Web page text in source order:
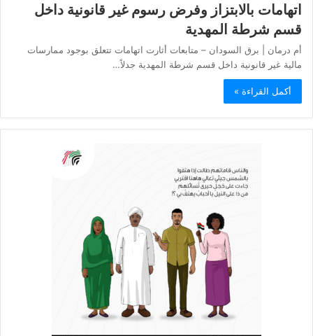
اتهامات بالابتزاز وفرض رسوم غير قانونية داخل
قسم شرطة المهدية
أم درمان | برق السودان – متابعات أثارت اتهامات تتعلق بوجود ممارسات
مالية غير قانونية داخل قسم شرطة المهدية جدلاً…
أكمل القراءة »